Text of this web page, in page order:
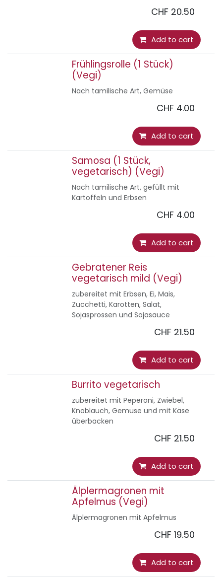
CHF 20.50
Add to cart
Frühlingsrolle (1 Stück)
(Vegi)
Nach tamilische Art, Gemüse
CHF 4.00
Add to cart
Samosa (1 Stück,
vegetarisch) (Vegi)
Nach tamilische Art, gefüllt mit
Kartoffeln und Erbsen
CHF 4.00
Add to cart
Gebratener Reis
vegetarisch mild (Vegi)
zubereitet mit Erbsen, Ei, Mais,
Zucchetti, Karotten, Salat,
Sojasprossen und Sojasauce
CHF 21.50
Add to cart
Burrito vegetarisch
zubereitet mit Peperoni, Zwiebel,
Knoblauch, Gemüse und mit Käse
überbacken
CHF 21.50
Add to cart
Älplermagronen mit
Apfelmus (Vegi)
Älplermagronen mit Apfelmus
CHF 19.50
Add to cart